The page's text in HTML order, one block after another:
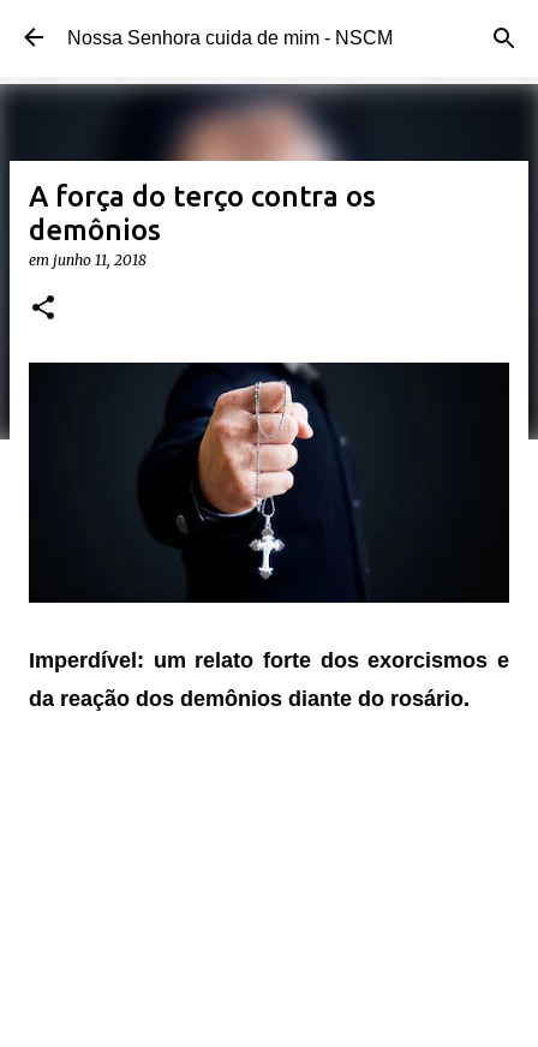
Pular para o conteúdo principal
Nossa Senhora cuida de mim - NSCM
A força do terço contra os
demônios
em junho 11, 2018
Imperdível: um relato forte dos exorcismos e
da reação dos demônios diante do rosário.